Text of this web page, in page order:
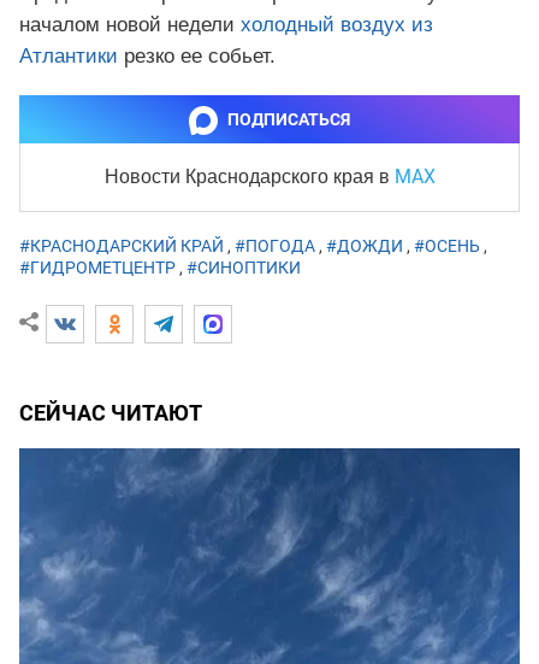
началом новой недели холодный воздух из
Атлантики резко ее собьет.
ПОДПИСАТЬСЯ
Новости Краснодарского края в MAX
#КРАСНОДАРСКИЙ КРАЙ , #ПОГОДА , #ДОЖДИ , #ОСЕНЬ ,
#ГИДРОМЕТЦЕНТР , #СИНОПТИКИ
СЕЙЧАС ЧИТАЮТ